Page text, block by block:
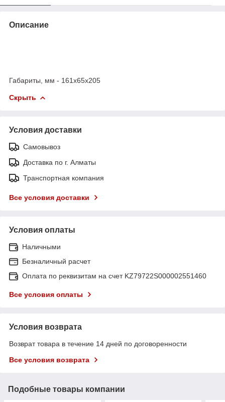
Описание
Габариты, мм - 161х65х205
Скрыть
Условия доставки
Самовывоз
Доставка по г. Алматы
Транспортная компания
Все условия доставки
Условия оплаты
Наличными
Безналичный расчет
Оплата по реквизитам на счет KZ79722S000002551460
Все условия оплаты
Условия возврата
Возврат товара в течение 14 дней по договоренности
Все условия возврата
Подобные товары компании